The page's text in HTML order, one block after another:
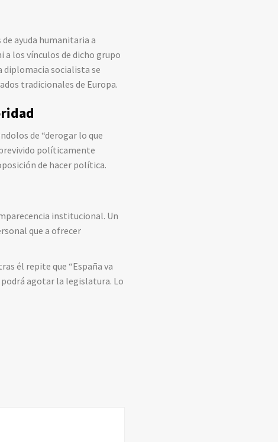
ayuda humanitaria a
a los vínculos de dicho grupo
diplomacia socialista se
tradicionales de Europa.
de “derogar lo que
políticamente
de hacer política.
institucional. Un
que a ofrecer
él repite que “España va
agotar la legislatura. Lo